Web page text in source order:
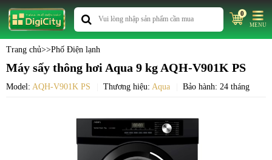
0
MENU
Trang chủ>>Phố Điện lạnh
Máy sấy thông hơi Aqua 9 kg AQH-V901K PS
Model: AQH-V901K PS Thương hiệu: Aqua Bảo hành: 24 tháng